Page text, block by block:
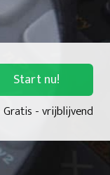
Start nu!
Gratis - vrijblijvend